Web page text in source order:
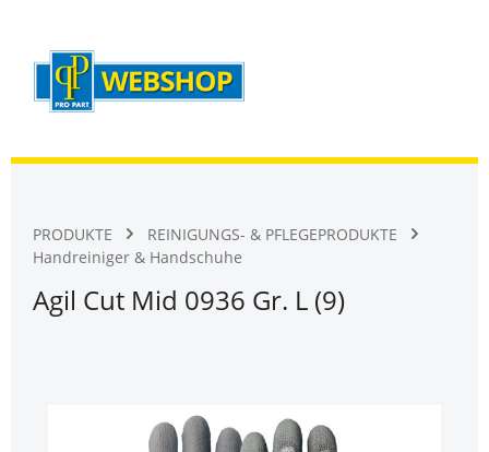
PRODUKTE
REINIGUNGS- & PFLEGEPRODUKTE
Handreiniger & Handschuhe
Agil Cut Mid 0936 Gr. L (9)
Bildergalerie überspringen